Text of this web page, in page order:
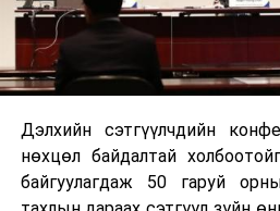
Дэлхийн сэтгүүлчдийн
нөхцөл байдалтай
байгуулагдаж 50 гаруй